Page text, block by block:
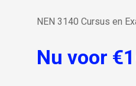
NEN 3140 Cursus en
Nu voor